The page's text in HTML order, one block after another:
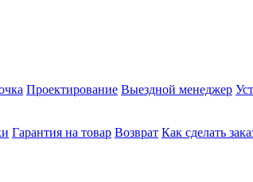
Проектирование Выездной менеджер
Гарантия на товар Возврат Как сделать